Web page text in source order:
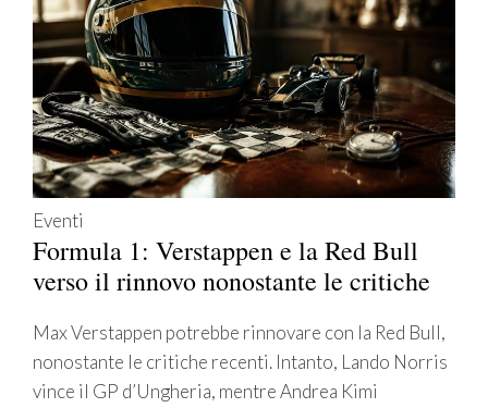
Eventi
Formula 1: Verstappen e la Red Bull
verso il rinnovo nonostante le critiche
Max Verstappen potrebbe rinnovare con la Red Bull,
nonostante le critiche recenti. Intanto, Lando Norris
vince il GP d’Ungheria, mentre Andrea Kimi